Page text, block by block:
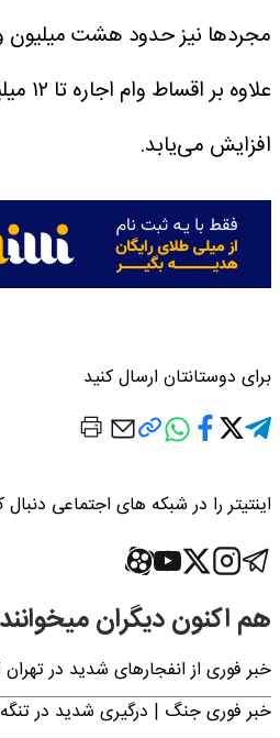
افزایش می‌یابد.
برای دوستانتان ارسال کنید
اینتیتر را در شبکه های اجتماعی دنبال
هم اکنون دیگران میخوانند
خبر فوری از انفجارهای شدید در تهران امروز
خبر فوری جنگ | درگیری شدید در تنگه